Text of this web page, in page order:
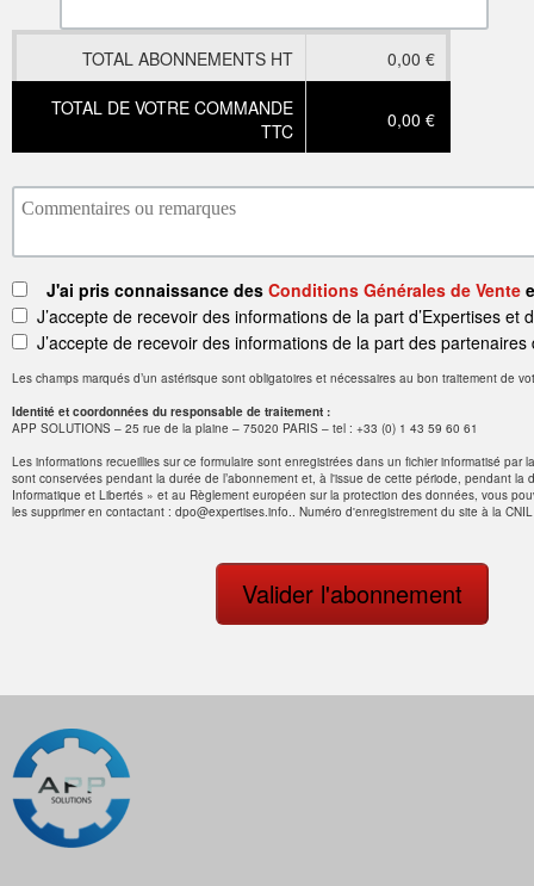
TOTAL ABONNEMENTS HT 0,00 €
TOTAL DE VOTRE COMMANDE
TTC
0,00 €
J'ai pris connaissance desConditions Générales de Vente
J’accepte de recevoir des informations de la part d’Expertises et
J’accepte de recevoir des informations de la part des partenaires
Les champs marqués d’un astérisque sont obligatoires et nécessaires au bon traitement de
Identité et coordonnées du responsable de traitement :
APP SOLUTIONS – 25 rue de la plaine – 75020 PARIS – tel : +33 (0) 1 43 59 60 61
Les informations recueillies sur ce formulaire sont enregistrées dans un fichier informatisé
sont conservées pendant la durée de l’abonnement et, à l'issue de cette période, pendant
Informatique et Libertés » et au Règlement européen sur la protection des données, vous
les supprimer en contactant : dpo@expertises.info.. Numéro d'enregistrement du site à la